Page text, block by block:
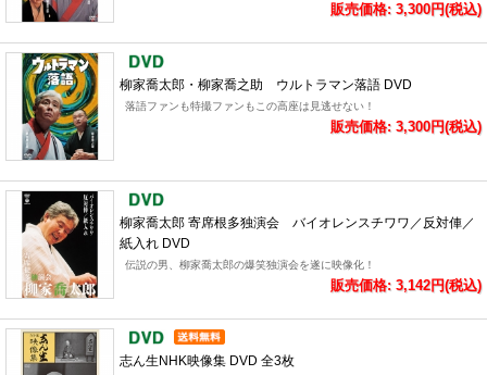
販売価格: 3,300円(税込)
柳家喬太郎・柳家喬之助 ウルトラマン落語 DVD
落語ファンも特撮ファンもこの高座は見逃せない！
販売価格: 3,300円(税込)
柳家喬太郎 寄席根多独演会 バイオレンスチワワ／反対俥／
紙入れ DVD
伝説の男、柳家喬太郎の爆笑独演会を遂に映像化！
販売価格: 3,142円(税込)
志ん生NHK映像集 DVD 全3枚